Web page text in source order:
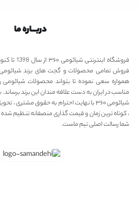
دربـــاره ما
فروشگاه
فروش تمامی محصولات و گجت های برند
همواره سعی نموده تا بتواند محصولات
مناسب در ایران به دست علاقه مندان این برند
شیائومی ۳۶۰ با نهایت احترام به حقوق
، کوتاه ترین زمان و قیمت گذاری منصفانه تنظیم
شما رسالت اصلی تیم ماست.